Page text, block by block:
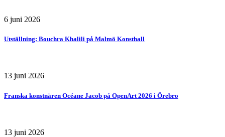
6 juni 2026
Utställning: Bouchra Khalili på Malmö Konsthall
13 juni 2026
Franska konstnären Océane Jacob på OpenArt 2026 i Örebro
13 juni 2026